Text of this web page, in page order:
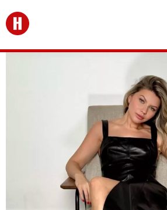
Перейти на главную